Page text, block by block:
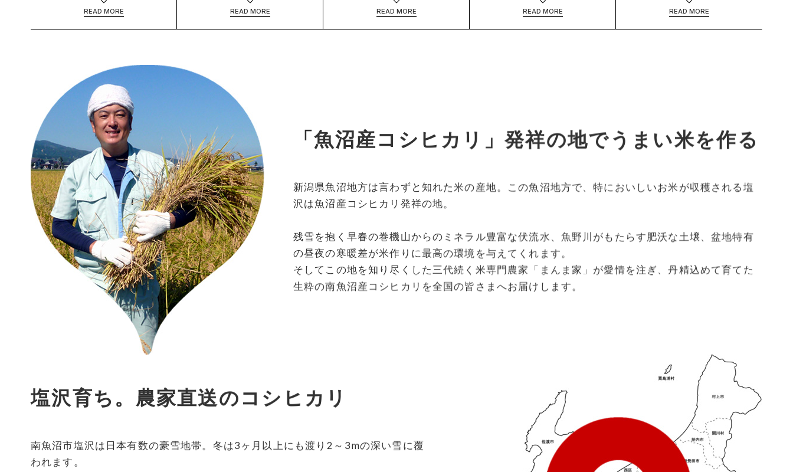
「魚沼産コシヒカリ」発祥の地でうまい米を作る
新潟県魚沼地方は言わずと知れた米の産地。この魚沼地方で、特においしいお米が収穫される塩
沢は魚沼産コシヒカリ発祥の地。
残雪を抱く早春の巻機山からのミネラル豊富な伏流水、魚野川がもたらす肥沃な土壌、盆地特有
の昼夜の寒暖差が米作りに最高の環境を与えてくれます。
そしてこの地を知り尽くした三代続く米専門農家「まんま家」が愛情を注ぎ、丹精込めて育てた
生粋の南魚沼産コシヒカリを全国の皆さまへお届けします。
塩沢育ち。農家直送のコシヒカリ
南魚沼市塩沢は日本有数の豪雪地帯。冬は3ヶ月以上にも渡り2～3mの深い雪に覆
われます。